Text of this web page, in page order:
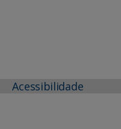
Acessibilidade